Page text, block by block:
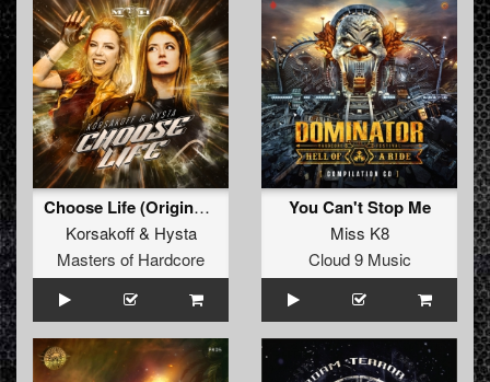
Choose Life (Original Mix)
Korsakoff& Hysta
Masters of Hardcore
You Can't Stop Me
Miss K8
Cloud 9 Music